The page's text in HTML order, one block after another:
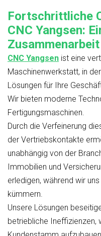
Fortschrittliche
CNC Yangsen:
Zusammenarbeit
CNC Yangsen ist eine
Maschinenwerkstatt, in
Lösungen für Ihre
Wir bieten moderne
Fertigungsmaschinen.
Durch die Verfeinerung
der Vertriebskontakte
unabhängig von der
Immobilien und
erledigen, während wir
kümmern.
Unsere Lösungen
betriebliche Ineffizienzen,